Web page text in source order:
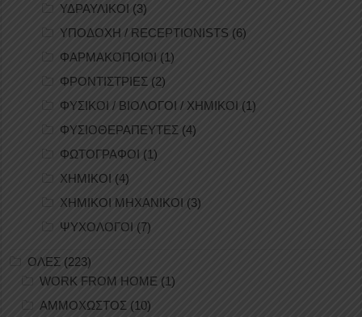
ΥΔΡΑΥΛΙΚΟΙ (3)
ΥΠΟΔΟΧΗ / RECEPTIONISTS (6)
ΦΑΡΜΑΚΟΠΟΙΟΙ (1)
ΦΡΟΝΤΙΣΤΡΙΕΣ (2)
ΦΥΣΙΚΟΙ / ΒΙΟΛΟΓΟΙ / ΧΗΜΙΚΟΙ (1)
ΦΥΣΙΟΘΕΡΑΠΕΥΤΕΣ (4)
ΦΩΤΟΓΡΑΦΟΙ (1)
ΧΗΜΙΚΟΙ (4)
ΧΗΜΙΚΟΙ ΜΗΧΑΝΙΚΟΙ (3)
ΨΥΧΟΛΟΓΟΙ (7)
ΟΛΕΣ (223)
WORK FROM HOME (1)
ΑΜΜΟΧΩΣΤΟΣ (10)